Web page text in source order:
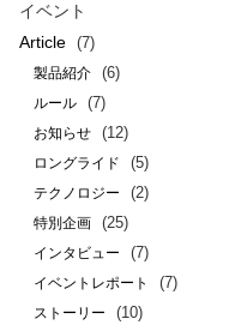
イベント
Article
(7)
製品紹介 (6)
ルール (7)
お知らせ (12)
ロングライド (5)
テクノロジー (2)
特別企画 (25)
インタビュー (7)
イベントレポート (7)
ストーリー (10)